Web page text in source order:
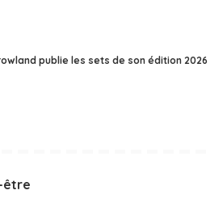
publie les sets de son édition 2026
être